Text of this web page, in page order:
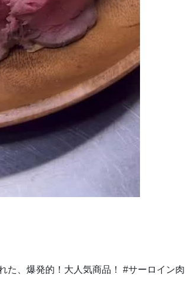
た、爆発的！大人気商品！ #サーロイン肉